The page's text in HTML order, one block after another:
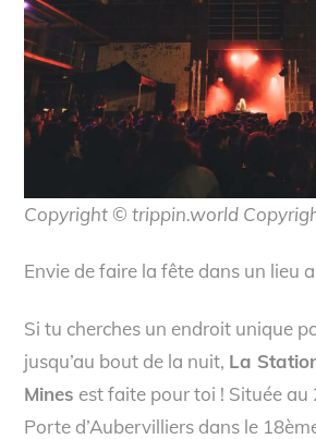
Copyright © trippin.world
Envie de faire la fête dans un lieu
Si tu cherches un endroit unique
jusqu’au bout de la nuit, La
Mines est faite pour toi ! Située au
Porte d’Aubervilliers dans le